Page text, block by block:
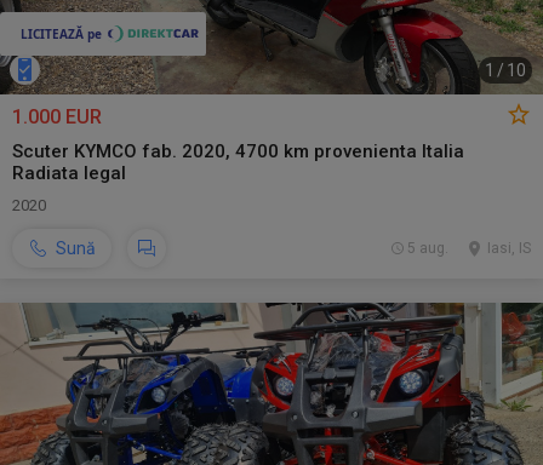
1 / 10
1.000 EUR
Scuter KYMCO fab. 2020, 4700 km provenienta Italia
Radiata legal
2020
Sună Iasi, IS
5 aug.